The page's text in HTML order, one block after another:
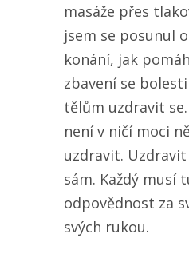
masáže přes
jsem se posunul
konání, jak
zbavení se
tělům uzdravit
není v ničí moci
uzdravit.
sám. Každý musí
odpovědnost za
svých rukou.